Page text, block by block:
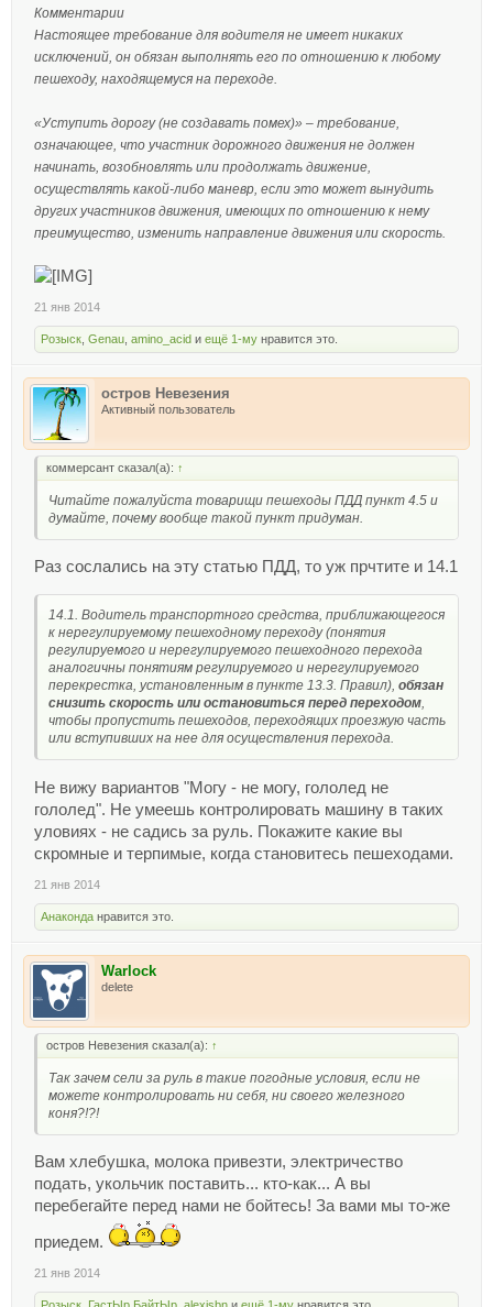
Комментарии
Настоящее требование для водителя не имеет никаких
исключений, он обязан выполнять его по отношению к любому
пешеходу, находящемуся на переходе.
«Уступить дорогу (не создавать помех)» – требование,
означающее, что участник дорожного движения не должен
начинать, возобновлять или продолжать движение,
осуществлять какой-либо маневр, если это может вынудить
других участников движения, имеющих по отношению к нему
преимущество, изменить направление движения или скорость.
21 янв 2014
Розыск Genau amino_acid и ещё 1-му нравится это.
остров Невезения
Активный пользователь
коммерсант сказал(а): ↑
Читайте пожалуйста товарищи пешеходы ПДД пункт 4.5 и
думайте, почему вообще такой пункт придуман.
Раз сослались на эту статью ПДД, то уж прчтите и 14.1
14.1. Водитель транспортного средства, приближающегося
к нерегулируемому пешеходному переходу (понятия
регулируемого и нерегулируемого пешеходного перехода
аналогичны понятиям регулируемого и нерегулируемого
перекрестка, установленным в пункте 13.3. Правил), обязан
снизить скорость или остановиться перед переходом,
чтобы пропустить пешеходов, переходящих проезжую часть
или вступивших на нее для осуществления перехода.
Не вижу вариантов "Могу - не могу, гололед не
гололед". Не умеешь контролировать машину в таких
уловиях - не садись за руль. Покажите какие вы
скромные и терпимые, когда становитесь пешеходами.
21 янв 2014
Анаконда нравится это.
Warlock
delete
остров Невезения сказал(а): ↑
Так зачем сели за руль в такие погодные условия, если не
можете контролировать ни себя, ни своего железного
коня?!?!
Вам хлебушка, молока привезти, электричество
подать, укольчик поставить... кто-как... А вы
перебегайте перед нами не бойтесь! За вами мы то-же
приедем.
21 янв 2014